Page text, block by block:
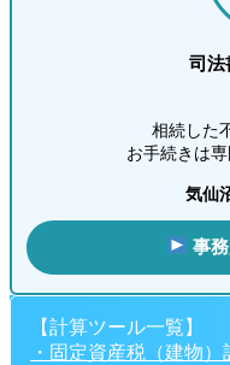
司法
相続した
お手続きは
気仙
事
【計算ツール一覧】
・固定資産税（建物